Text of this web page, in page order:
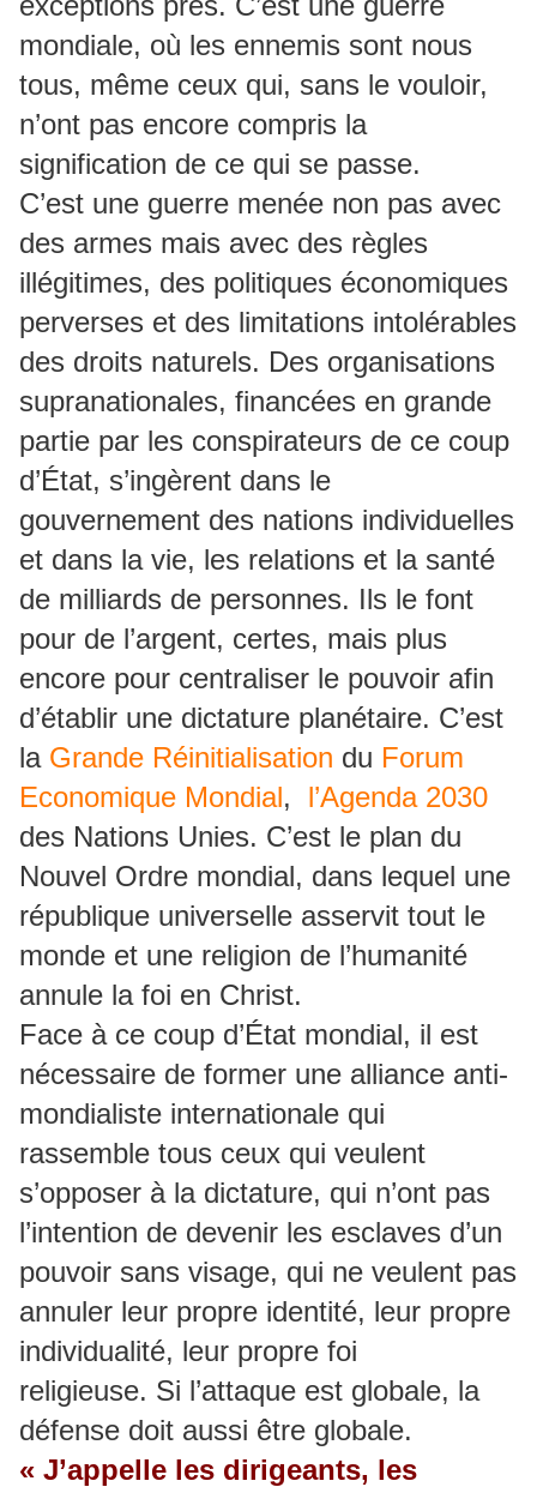
mondiale, où les ennemis sont nous
tous, même ceux qui, sans le vouloir,
n’ont pas encore compris la
signification de ce qui se passe.
C’est une guerre menée non pas avec
des armes mais avec des règles
illégitimes, des politiques économiques
perverses et des limitations intolérables
des droits naturels. Des organisations
supranationales, financées en grande
partie par les conspirateurs de ce coup
d’État, s’ingèrent dans le
gouvernement des nations individuelles
et dans la vie, les relations et la santé
de milliards de personnes. Ils le font
pour de l’argent, certes, mais plus
encore pour centraliser le pouvoir afin
d’établir une dictature planétaire. C’est
la Grande Réinitialisation du Forum
Economique Mondial, l’Agenda 2030
des Nations Unies. C’est le plan du
Nouvel Ordre mondial, dans lequel une
république universelle asservit tout le
monde et une religion de l’humanité
annule la foi en Christ.
Face à ce coup d’État mondial, il est
nécessaire de former une alliance anti-
mondialiste internationale qui
rassemble tous ceux qui veulent
s’opposer à la dictature, qui n’ont pas
l’intention de devenir les esclaves d’un
pouvoir sans visage, qui ne veulent pas
annuler leur propre identité, leur propre
individualité, leur propre foi
religieuse. Si l’attaque est globale, la
défense doit aussi être globale.
« J’appelle les dirigeants, les